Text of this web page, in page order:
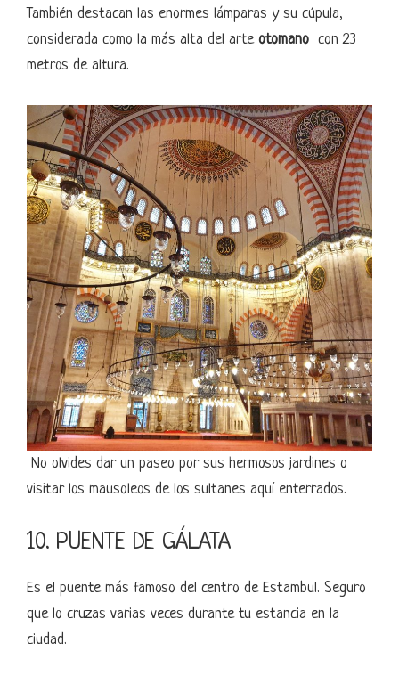
También destacan las enormes lámparas y su cúpula,
considerada como la más alta del arte otomano con 23
metros de altura.
No olvides dar un paseo por sus hermosos jardines o
visitar los mausoleos de los sultanes aquí enterrados.
10. PUENTE DE GÁLATA
Es el puente más famoso del centro de Estambul. Seguro
que lo cruzas varias veces durante tu estancia en la
ciudad.